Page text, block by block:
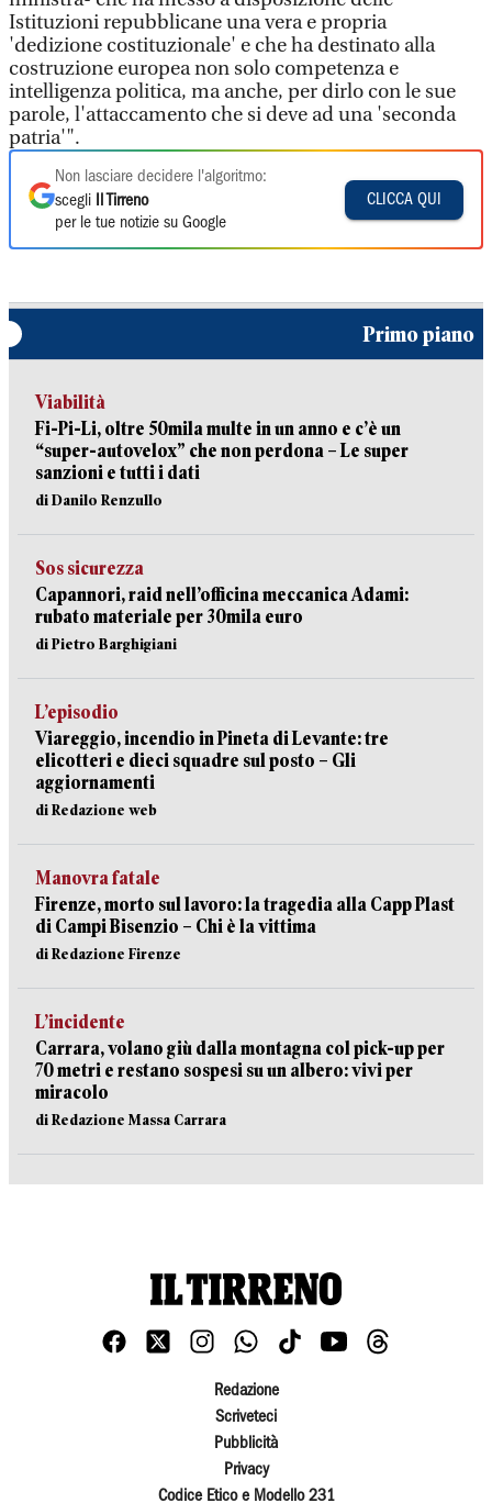
Istituzioni repubblicane una vera e propria
'dedizione costituzionale' e che ha destinato alla
costruzione europea non solo competenza e
intelligenza politica, ma anche, per dirlo con le sue
parole, l'attaccamento che si deve ad una 'seconda
patria'".
Non lasciare decidere l'algoritmo:
scegli
Il Tirreno
per le tue notizie su Google
CLICCA QUI
Primo piano
Viabilità
Fi-Pi-Li, oltre 50mila multe in un anno e c’è un
“super-autovelox” che non perdona – Le super
sanzioni e tutti i dati
di Danilo Renzullo
Sos sicurezza
Capannori, raid nell’officina meccanica Adami:
rubato materiale per 30mila euro
di Pietro Barghigiani
L’episodio
Viareggio, incendio in Pineta di Levante: tre
elicotteri e dieci squadre sul posto – Gli
aggiornamenti
di Redazione web
Manovra fatale
Firenze, morto sul lavoro: la tragedia alla Capp Plast
di Campi Bisenzio – Chi è la vittima
di Redazione Firenze
L’incidente
Carrara, volano giù dalla montagna col pick-up per
70 metri e restano sospesi su un albero: vivi per
miracolo
di Redazione Massa Carrara
Redazione
Scriveteci
Pubblicità
Privacy
Codice Etico e Modello 231